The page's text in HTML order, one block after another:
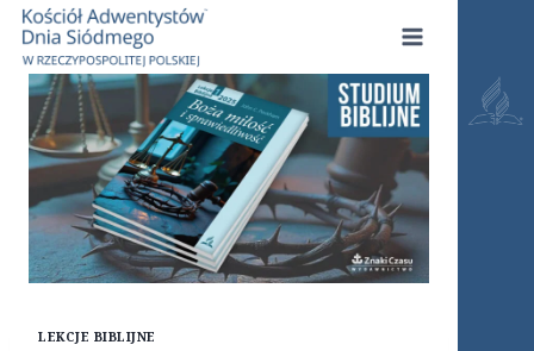
Przejdź
treści
LEKCJE BIBLIJNE